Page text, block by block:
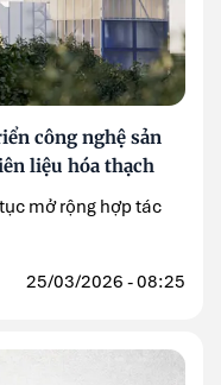
công nghệ sản
liệu hóa thạch
mở rộng hợp tác
25/03/2026 - 08:25